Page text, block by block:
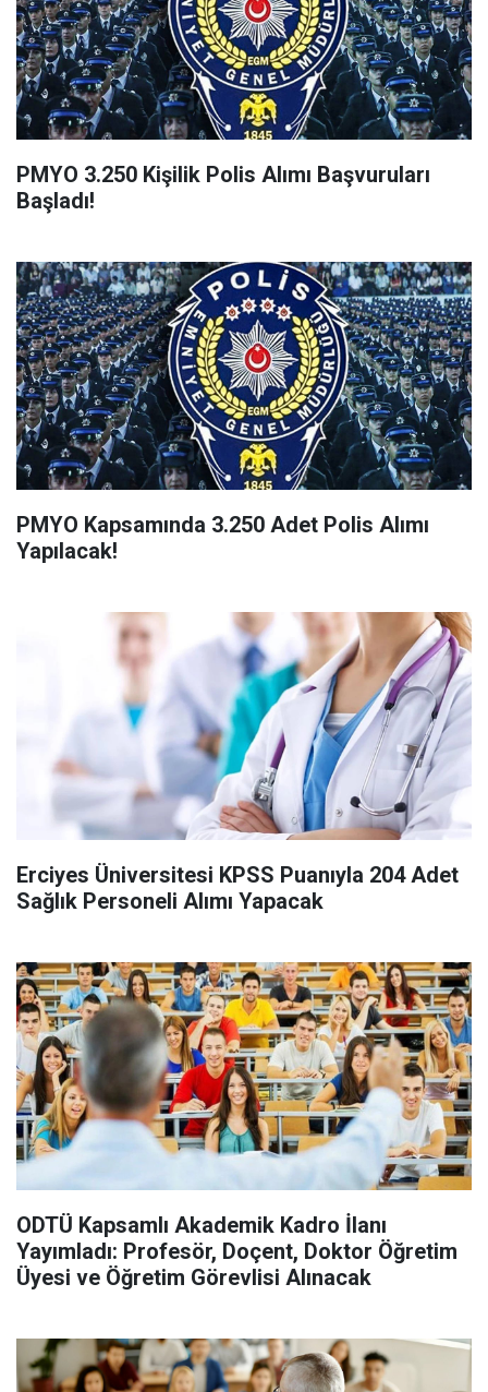
PMYO 3.250 Kişilik Polis Alımı Başvuruları
Başladı!
PMYO Kapsamında 3.250 Adet Polis Alımı
Yapılacak!
Erciyes Üniversitesi KPSS Puanıyla 204 Adet
Sağlık Personeli Alımı Yapacak
ODTÜ Kapsamlı Akademik Kadro İlanı
Yayımladı: Profesör, Doçent, Doktor Öğretim
Üyesi ve Öğretim Görevlisi Alınacak